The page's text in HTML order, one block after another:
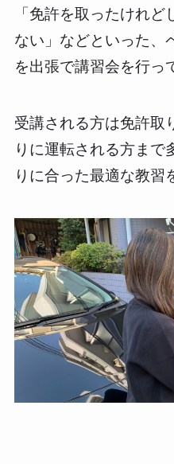
「免許を取ったけれ
ない」などといった、
を出張で講習会を行っ
受講される方は免許取
りに運転される方まで
りに合った最適な教習